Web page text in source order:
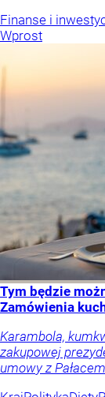
Finanse i
Wprost
Tym będzie
Zamówienia
Karambola,
zakupowej
umowy z